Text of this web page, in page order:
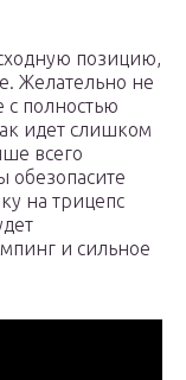
позицию,
Желательно не
с полностью
идет слишком
всего
обезопасите
на трицепс
и сильное